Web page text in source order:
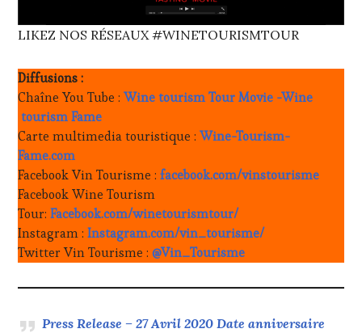
LIKEZ NOS RÉSEAUX #WINETOURISMTOUR
Diffusions :
Chaîne You Tube :Wine tourism Tour Movie -Wine
tourism Fame
Carte multimedia touristique :Wine-Tourism-
Fame.com
Facebook Vin Tourisme :facebook.com/vinstourisme
Facebook Wine Tourism
Tour:Facebook.com/winetourismtour/
Instagram :Instagram.com/vin_tourisme/
Twitter Vin Tourisme :@Vin_Tourisme
Press Release – 27 Avril 2020 Date anniversaire